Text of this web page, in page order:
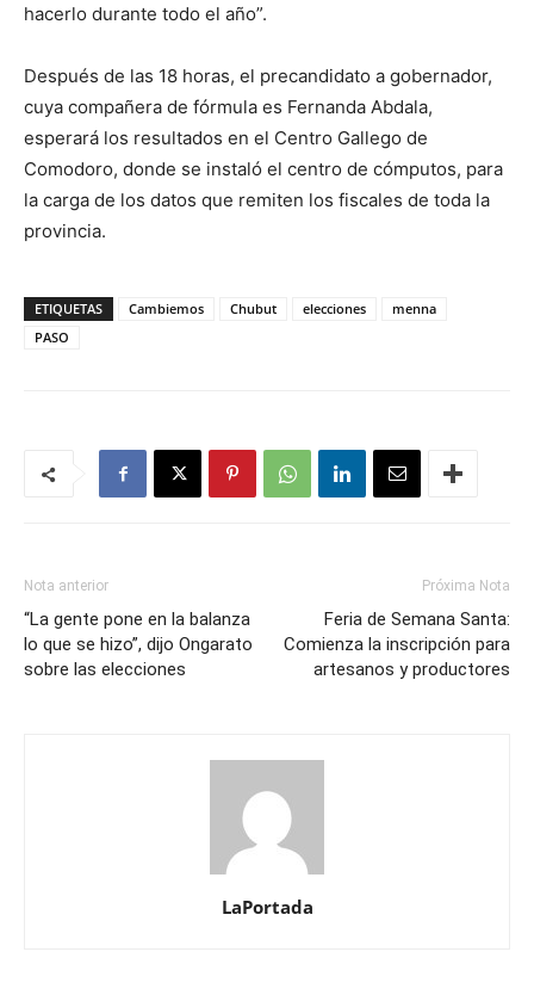
hacerlo durante todo el año”.
Después de las 18 horas, el precandidato a gobernador,
cuya compañera de fórmula es Fernanda Abdala,
esperará los resultados en el Centro Gallego de
Comodoro, donde se instaló el centro de cómputos, para
la carga de los datos que remiten los fiscales de toda la
provincia.
ETIQUETAS Cambiemos Chubut elecciones
menna
PASO
Nota anterior
“La gente pone en la balanza
lo que se hizo”, dijo Ongarato
sobre las elecciones
Próxima Nota
Feria de Semana Santa:
Comienza la inscripción para
artesanos y productores
LaPortada